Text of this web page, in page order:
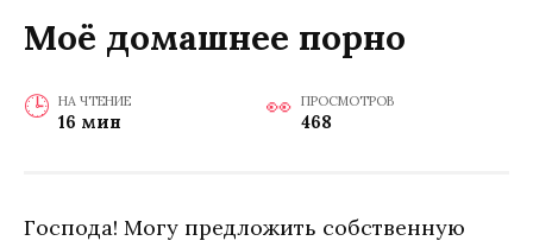
Моё домашнее порно
НА ЧТЕНИЕ
16 мин
ПРОСМОТРОВ
468
Господа! Могу предложить собственную